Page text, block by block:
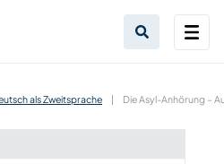
als Zweitsprache | Die Asyl-Anhörung –